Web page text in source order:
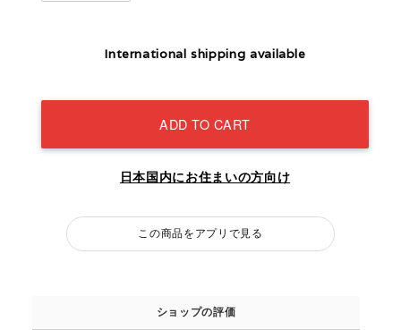
International shipping available
ADD TO CART
日本国内にお住まいの方向け
この商品をアプリで見る
ショップの評価